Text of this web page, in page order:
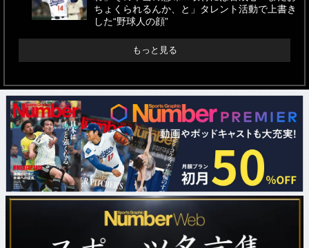
ちょくられるんか、と」タレント活動で上書き
した“野球人の顔”
もっと見る